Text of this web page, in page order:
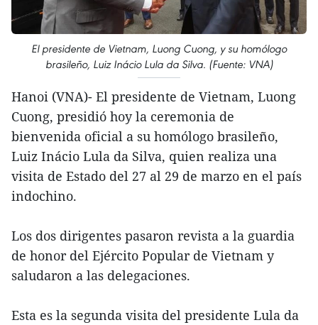
El presidente de Vietnam, Luong Cuong, y su homólogo
brasileño, Luiz Inácio Lula da Silva. (Fuente: VNA)
Hanoi (VNA)- El presidente de Vietnam, Luong
Cuong, presidió hoy la ceremonia de
bienvenida oficial a su homólogo brasileño,
Luiz Inácio Lula da Silva, quien realiza una
visita de Estado del 27 al 29 de marzo en el país
indochino.
Los dos dirigentes pasaron revista a la guardia
de honor del Ejército Popular de Vietnam y
saludaron a las delegaciones.
Esta es la segunda visita del presidente Lula da